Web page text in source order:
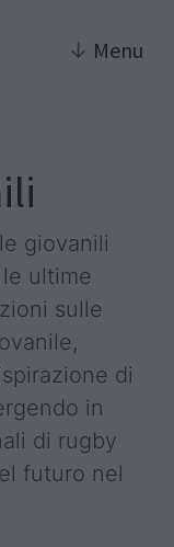
↓ Menu
giovanili
ultime
sulle
di
in
di rugby
futuro nel